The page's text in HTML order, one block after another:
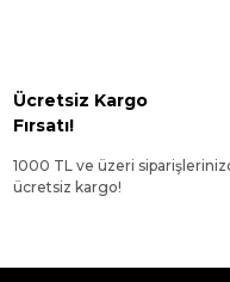
Ücretsiz Kargo
Fırsatı!
1000 TL ve üzeri
ücretsiz kargo!